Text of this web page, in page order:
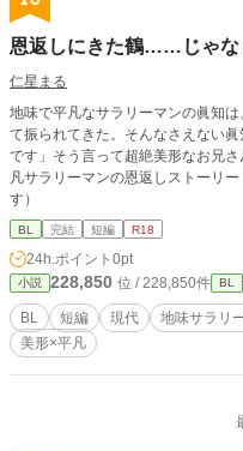
恩返しにきた鶴……じゃな
仁星まる
地味で平凡なサラリーマンの眞知
て振られてきた。そんなさえない
です」そう言って超絶美形なお兄
凡サラリーマンの恩返しストーリ
す）
BL 完結 短編 R18
24h.ポイント 0pt
小説 228,850 位 / 228,850件 BL
BL 短編 現代 地味サラリ
美形×平凡